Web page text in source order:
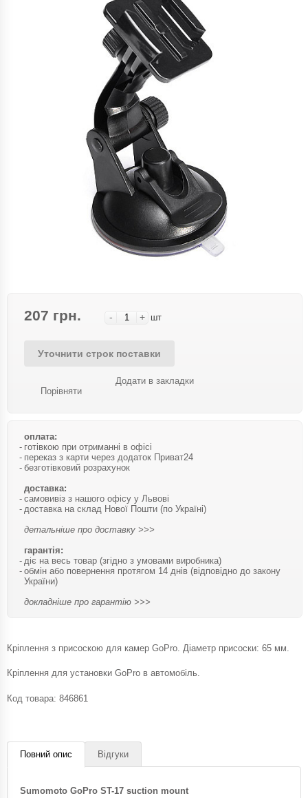
207 грн. - + шт
Уточнити строк поставки
Порівняти
Додати в закладки
оплата:
готівкою при отриманні в офісі
переказ з карти через додаток Приват24
безготівковий розрахунок
доставка:
самовивіз з нашого офісу у Львові
доставка на склад Нової Пошти (по Україні)
детальніше про доставку >>>
гарантія:
діє на весь товар (згідно з умовами виробника)
обмін або повернення протягом 14 днів (відповідно до закону
України)
докладніше про гарантію >>>
Кріплення з присоскою для камер GoPro. Діаметр присоски: 65 мм.
Кріплення для установки GoPro в автомобіль.
Код товара: 846861
Повний опис Відгуки
Sumomoto GoPro ST-17 suction mount